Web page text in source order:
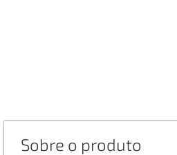
Sobre o produto